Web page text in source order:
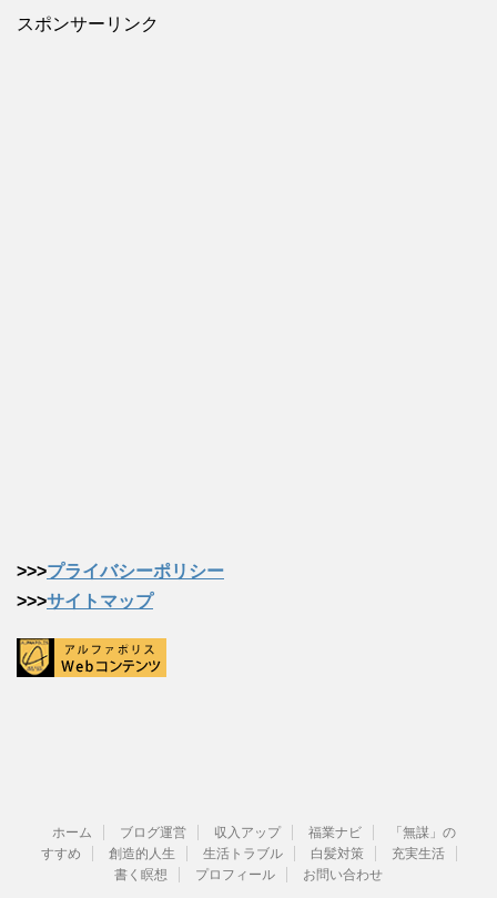
スポンサーリンク
>>>プライバシーポリシー
>>>サイトマップ
ホーム ブログ運営 収入アップ 福業ナビ
「無謀」の
すすめ
創造的人生 生活トラブル 白髪対策
充実生活
書く瞑想
プロフィール お問い合わせ